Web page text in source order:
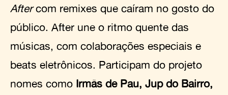
Aftercom remixes que caíram no gosto do
público. After une o ritmo quente das
músicas, com colaborações especiais e
beats eletrônicos. Participam do projeto
nomes como Irmãs de Pau, Jup do Bairro,